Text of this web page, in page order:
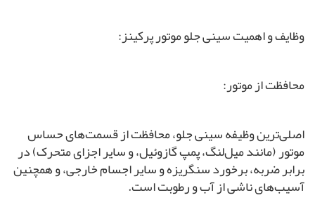
برند
BERQ
وظایف و اهمیت سینی جلو موتور پرکینز:
محافظت از موتور:
اصلی‌ترین وظیفه سینی جلو، محافظت از قسمت‌های حساس
موتور (مانند میل‌لنگ، پمپ گازوئیل، و سایر اجزای متحرک) در
برابر ضربه، برخورد سنگریزه و سایر اجسام خارجی، و همچنین
آسیب‌های ناشی از آب و رطوبت است.